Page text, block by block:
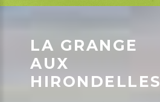
LA GRANGE
AUX
HIRONDELLES